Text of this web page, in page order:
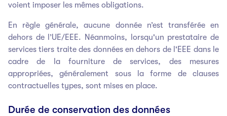
voient imposer les mêmes obligations.
En règle générale, aucune donnée n’est transférée en
dehors de l’UE/EEE. Néanmoins, lorsqu'un prestataire de
services tiers traite des données en dehors de l'EEE dans le
cadre de la fourniture de services, des mesures
appropriées, généralement sous la forme de clauses
contractuelles types, sont mises en place.
Durée de conservation des données